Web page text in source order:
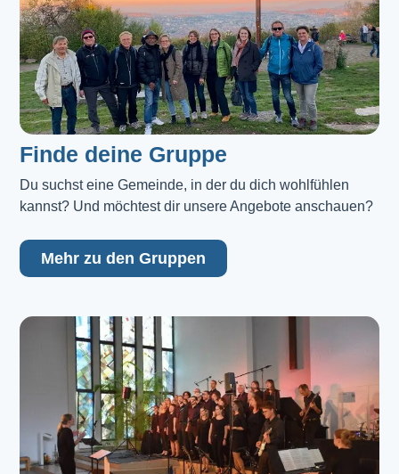
Finde deine Gruppe
Du suchst eine Gemeinde, in der du dich wohlfühlen
kannst? Und möchtest dir unsere Angebote anschauen?
Mehr zu den Gruppen